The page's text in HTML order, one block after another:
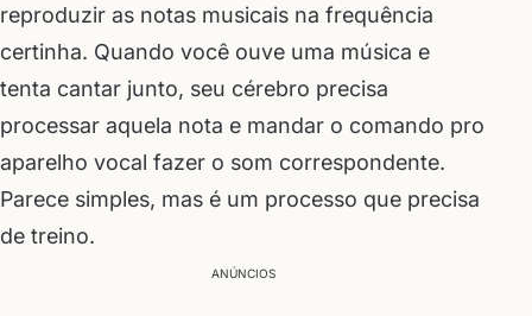
reproduzir as notas musicais na frequência
certinha. Quando você ouve uma música e
tenta cantar junto, seu cérebro precisa
processar aquela nota e mandar o comando pro
aparelho vocal fazer o som correspondente.
Parece simples, mas é um processo que precisa
de treino.
ANÚNCIOS